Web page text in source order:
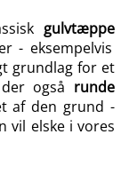
gulvtæppe
- eksempelvis
grundlag for et
også runde
af den grund -
vil elskei vores